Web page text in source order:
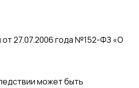
27.07.2006 года №152-ФЗ «О
может быть